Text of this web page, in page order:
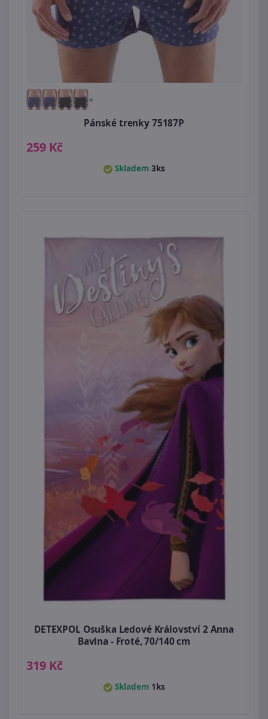
+
Pánské trenky 75187P
259 Kč
Skladem 3ks
DETEXPOL Osuška Ledové Království 2 Anna
Bavlna - Froté, 70/140 cm
319 Kč
Skladem 1ks